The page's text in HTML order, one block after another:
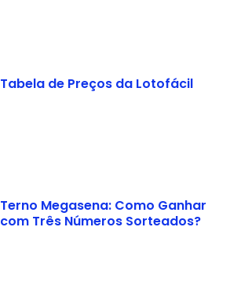
Tabela de Preços da Lotofácil
Terno Megasena: Como Ganhar
com Três Números Sorteados?